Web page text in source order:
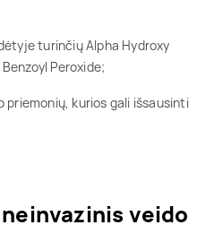
turinčių Alpha Hydroxy
Peroxide;
priemonių, kurios gali išsausinti
veido